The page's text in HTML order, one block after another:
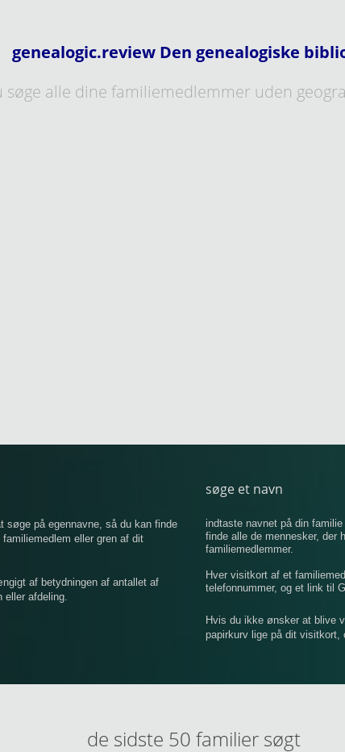
genealogic.review Den genealogiske
søge alle dine familiemedlemmer uden
søge på egennavne, så du kan finde
eller gren af ​​dit
af betydningen af ​​antallet af
eller afdeling.
søge et navn
indtaste navnet på din
finde alle de mennesker, der
familiemedlemmer.
Hver visitkort af et
telefonnummer, og et link til
Hvis du ikke ønsker at blive
papirkurv lige på dit visitkort,
de sidste 50 familier søgt